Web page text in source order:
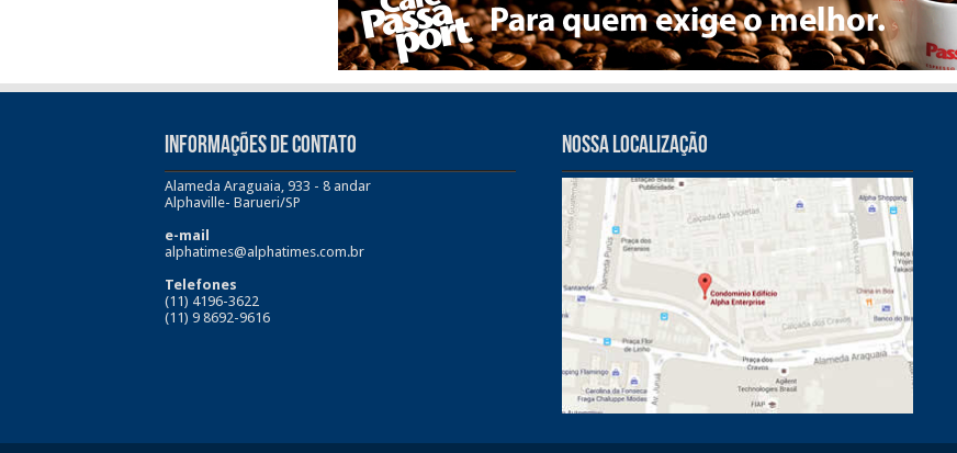
INFORMAÇÕES DE CONTATO
Alameda Araguaia, 933 - 8 andar
Alphaville- Barueri/SP
e-mail
alphatimes@alphatimes.com.br
Telefones
(11) 4196-3622
(11) 9 8692-9616
Nossa Localização